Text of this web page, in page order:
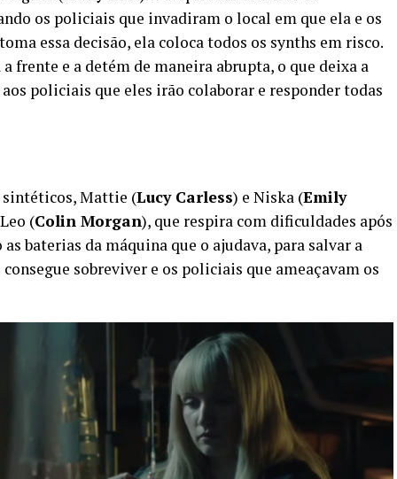
os policiais que invadiram o local em que ela e os
essa decisão, ela coloca todos os synths em risco.
frente e a detém de maneira abrupta, o que deixa a
policiais que eles irão colaborar e responder todas
sintéticos, Mattie (Lucy Carless) e Niska (Emily
(Colin Morgan), que respira com dificuldades após
baterias da máquina que o ajudava, para salvar a
sobreviver e os policiais que ameaçavam os